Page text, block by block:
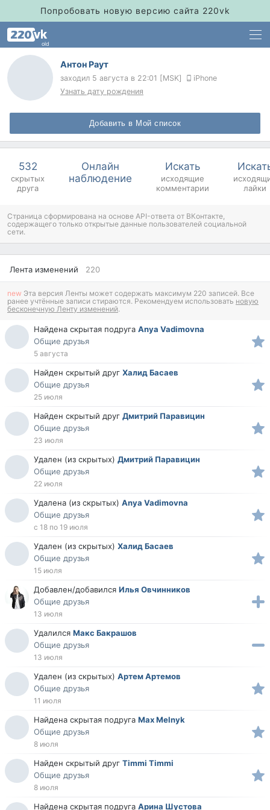
Попробовать новую версию сайта 220vk
old
Добавить в Мой список
Антон Раут
заходил 5 августа в 22:01 [MSK]
iPhone
Узнать дату рождения
532
скрытых
друга
Онлайн
наблюдение
Искать
исходящие
комментарии
лайки
Страница сформирована на основе API-ответа от ВКонтакте,
содержащего только открытые данные пользователей социальной
сети.
Лента изменений 220
new Эта версия Ленты может содержать максимум 220 записей. Все
ранее учтённые записи стираются. Рекомендуем использовать новую
бесконечную Ленту изменений.
Найдена скрытая подруга Anya Vadimovna
Общие друзья
5 августа
Найден скрытый друг Халид Басаев
Общие друзья
25 июля
Найден скрытый друг Дмитрий Паравицин
Общие друзья
23 июля
Удален (из скрытых) Дмитрий Паравицин
Общие друзья
22 июля
Удалена (из скрытых) Anya Vadimovna
Общие друзья
с 18 по 19 июля
Удален (из скрытых) Халид Басаев
Общие друзья
15 июля
Добавлен/добавился Илья Овчинников
Общие друзья
13 июля
Удалился Макс Бакрашов
Общие друзья
13 июля
Удален (из скрытых) Артем Артемов
Общие друзья
11 июля
Найдена скрытая подруга Max Melnyk
Общие друзья
8 июля
Найден скрытый друг Timmi Timmi
Общие друзья
8 июля
Найдена скрытая подруга Арина Шустова